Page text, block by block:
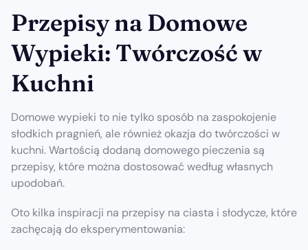
Przepisy na Domowe
Wypieki: Twórczość w
Kuchni
Domowe wypieki to nie tylko sposób na zaspokojenie
słodkich pragnień, ale również okazja do twórczości w
kuchni. Wartością dodaną domowego pieczenia są
przepisy, które można dostosować według własnych
upodobań.
Oto kilka inspiracji na przepisy na ciasta i słodycze, które
zachęcają do eksperymentowania: